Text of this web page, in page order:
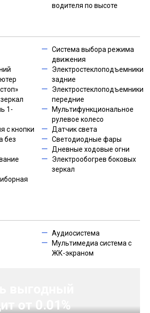
водителя по высоте
1-
с кнопки
без
Система выбора режима
движения
Электростеклоподъемники
задние
Электростеклоподъемники
передние
Мультифункциональное
рулевое колесо
Датчик света
Светодиодные фары
Дневные ходовые огни
Электрообогрев боковых
зеркал
Аудиосистема
Мультимедиа система с
ЖК-экраном
от 0.01%